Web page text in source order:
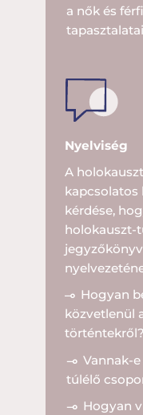
a nők és
Nyelviség
A
kapcsolatos
kérdése,
holokauszt-
Hogyan
közvetlenül
történtekről?
Vannak-
túlélő
Hogyan